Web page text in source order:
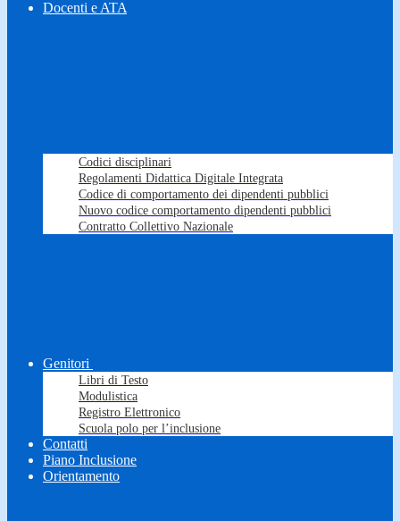
Docenti e ATA
Codici disciplinari
Regolamenti Didattica Digitale Integrata
Codice di comportamento dei dipendenti pubblici
Nuovo codice comportamento dipendenti pubblici
Contratto Collettivo Nazionale
Genitori
Libri di Testo
Modulistica
Registro Elettronico
Scuola polo per l’inclusione
Contatti
Piano Inclusione
Orientamento